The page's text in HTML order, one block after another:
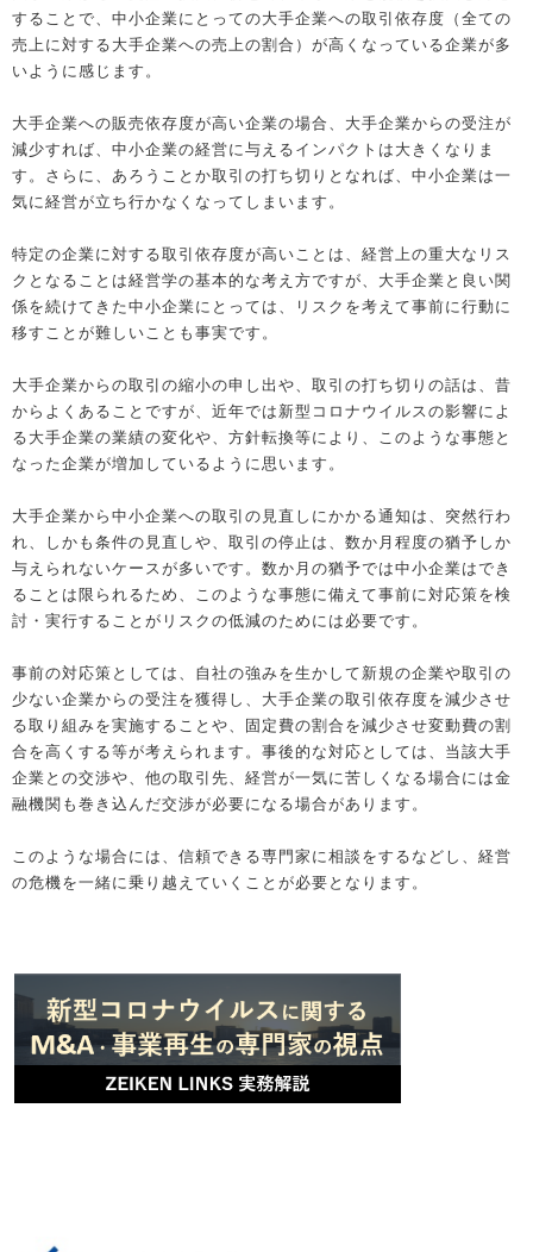
することで、中小企業にとっての大手企業への取引依存度（全ての
売上に対する大手企業への売上の割合）が高くなっている企業が多
いように感じます。
大手企業への販売依存度が高い企業の場合、大手企業からの受注が
減少すれば、中小企業の経営に与えるインパクトは大きくなりま
す。さらに、あろうことか取引の打ち切りとなれば、中小企業は一
気に経営が立ち行かなくなってしまいます。
特定の企業に対する取引依存度が高いことは、経営上の重大なリス
クとなることは経営学の基本的な考え方ですが、大手企業と良い関
係を続けてきた中小企業にとっては、リスクを考えて事前に行動に
移すことが難しいことも事実です。
大手企業からの取引の縮小の申し出や、取引の打ち切りの話は、昔
からよくあることですが、近年では新型コロナウイルスの影響によ
る大手企業の業績の変化や、方針転換等により、このような事態と
なった企業が増加しているように思います。
大手企業から中小企業への取引の見直しにかかる通知は、突然行わ
れ、しかも条件の見直しや、取引の停止は、数か月程度の猶予しか
与えられないケースが多いです。数か月の猶予では中小企業はでき
ることは限られるため、このような事態に備えて事前に対応策を検
討・実行することがリスクの低減のためには必要です。
事前の対応策としては、自社の強みを生かして新規の企業や取引の
少ない企業からの受注を獲得し、大手企業の取引依存度を減少させ
る取り組みを実施することや、固定費の割合を減少させ変動費の割
合を高くする等が考えられます。事後的な対応としては、当該大手
企業との交渉や、他の取引先、経営が一気に苦しくなる場合には金
融機関も巻き込んだ交渉が必要になる場合があります。
このような場合には、信頼できる専門家に相談をするなどし、経営
の危機を一緒に乗り越えていくことが必要となります。